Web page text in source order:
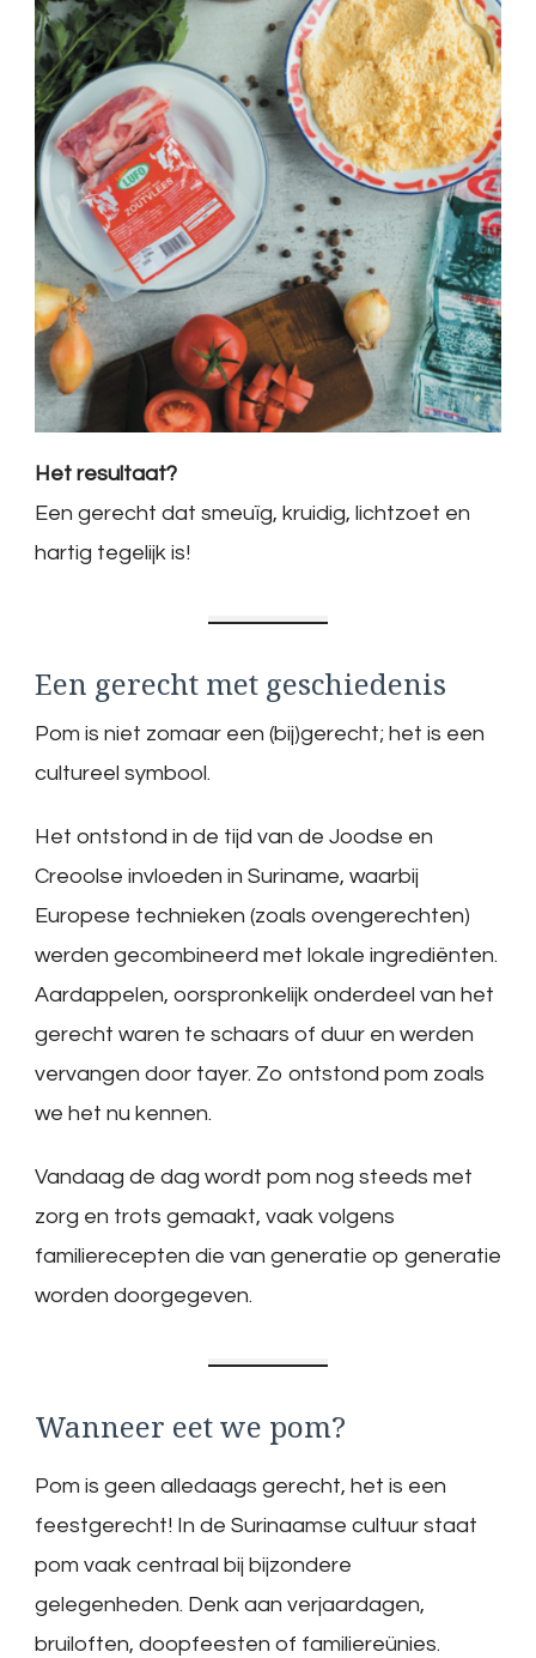
Het resultaat?
Een gerecht dat smeuïg, kruidig, lichtzoet en
hartig tegelijk is!
Een gerecht met geschiedenis
Pom is niet zomaar een (bij)gerecht; het is een
cultureel symbool.
Het ontstond in de tijd van de Joodse en
Creoolse invloeden in Suriname, waarbij
Europese technieken (zoals ovengerechten)
werden gecombineerd met lokale ingrediënten.
Aardappelen, oorspronkelijk onderdeel van het
gerecht waren te schaars of duur en werden
vervangen door tayer. Zo ontstond pom zoals
we het nu kennen.
Vandaag de dag wordt pom nog steeds met
zorg en trots gemaakt, vaak volgens
familierecepten die van generatie op generatie
worden doorgegeven.
Wanneer eet we pom?
Pom is geen alledaags gerecht, het is een
feestgerecht! In de Surinaamse cultuur staat
pom vaak centraal bij bijzondere
gelegenheden. Denk aan verjaardagen,
bruiloften, doopfeesten of familiereünies.